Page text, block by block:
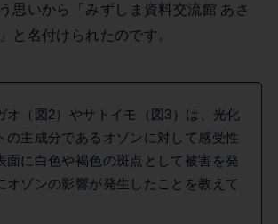
思いから「みずしま資料交流館 あさ
と名付けられたのです。
オ（図2）やサトイモ（図3）は、光化
の主成分であるオゾンに対して感受性
面に白色や褐色の斑点として被害を発
オゾンの影響が発生したことを教えて